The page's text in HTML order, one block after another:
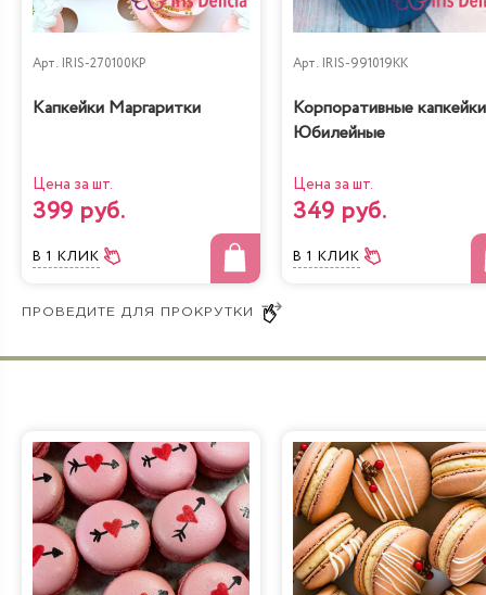
Арт. IRIS-270100KP
Капкейки Маргаритки
Цена за шт.
399 руб.
В 1 КЛИК
Арт. IRIS-991019KK
Корпоративные капкейки
Юбилейные
Цена за шт.
349 руб.
В 1 КЛИК